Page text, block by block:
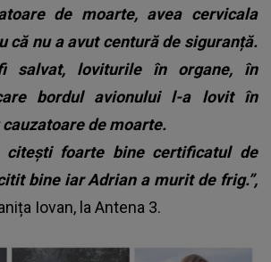
de moarte, avea cervicala
că nu a avut centură de siguranță.
salvat, loviturile în organe, în
bordul avionului l-a lovit în
de moarte.
citești foarte bine certificatul de
bine iar Adrian a murit de frig.”,
Iovan, la Antena 3.